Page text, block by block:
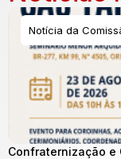
Notícia da
Confraternização e